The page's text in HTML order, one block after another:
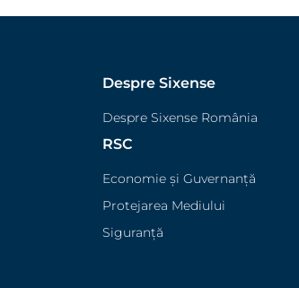
Despre Sixense
Despre Sixense România
RSC
Economie și Guvernanță
Protejarea Mediului
Siguranță